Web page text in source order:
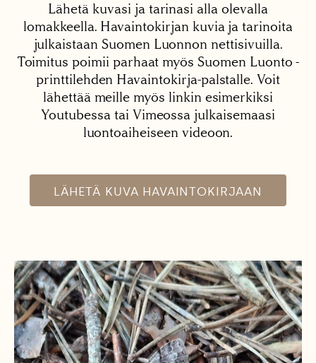
Lähetä kuvasi ja tarinasi alla olevalla
lomakkeella. Havaintokirjan kuvia ja tarinoita
julkaistaan Suomen Luonnon nettisivuilla.
Toimitus poimii parhaat myös Suomen Luonto -
printtilehden Havaintokirja-palstalle. Voit
lähettää meille myös linkin esimerkiksi
Youtubessa tai Vimeossa julkaisemaasi
luontoaiheiseen videoon.
LÄHETÄ KUVA HAVAINTOKIRJAAN